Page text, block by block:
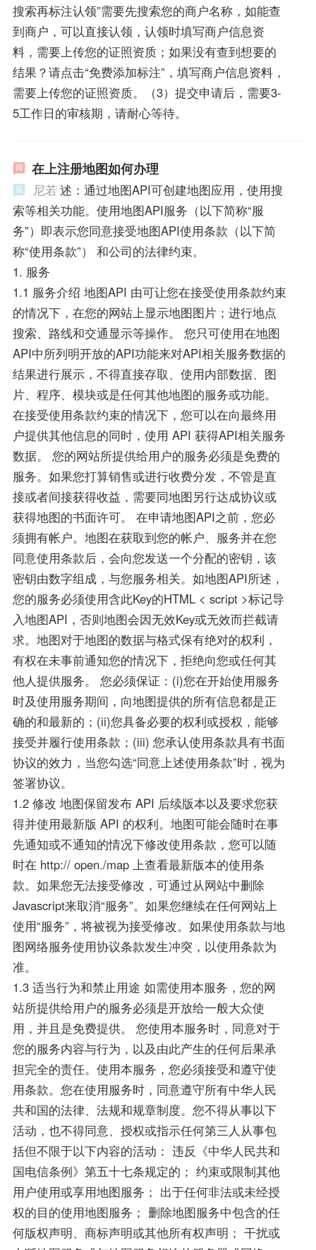
搜索再标注认领”需要先搜索您的商户名称，如能查
到商户，可以直接认领，认领时填写商户信息资
料，需要上传您的证照资质；如果没有查到想要的
结果？请点击“免费添加标注”，填写商户信息资料，
需要上传您的证照资质。（3）提交申请后，需要3-
5工作日的审核期，请耐心等待。
在上注册地图如何办理
尼若 述：通过地图API可创建地图应用，使用搜
索等相关功能。使用地图API服务（以下简称“服
务”）即表示您同意接受地图API使用条款（以下简
称“使用条款”） 和公司的法律约束。
1. 服务
1.1 服务介绍 地图API 由可让您在接受使用条款约束
的情况下，在您的网站上显示地图图片；进行地点
搜索、路线和交通显示等操作。 您只可使用在地图
API中所列明开放的API功能来对API相关服务数据的
结果进行展示，不得直接存取、使用内部数据、图
片、程序、模块或是任何其他地图的服务或功能。
在接受使用条款约束的情况下，您可以在向最终用
户提供其他信息的同时，使用 API 获得API相关服务
数据。 您的网站所提供给用户的服务必须是免费的
服务。如果您打算销售或进行收费分发，不管是直
接或者间接获得收益，需要同地图另行达成协议或
获得地图的书面许可。 在申请地图API之前，您必
须拥有帐户。地图在获取到您的帐户、服务并在您
同意使用条款后，会向您发送一个分配的密钥，该
密钥由数字组成，与您服务相关。如地图API所述，
您的服务必须使用含此Key的HTML < script >标记导
入地图API，否则地图会因无效Key或无效而拦截请
求。地图对于地图的数据与格式保有绝对的权利，
有权在未事前通知您的情况下，拒绝向您或任何其
他人提供服务。 您必须保证：(i)您在开始使用服务
时及使用服务期间，向地图提供的所有信息都是正
确的和最新的；(ii)您具备必要的权利或授权，能够
接受并履行使用条款；(iii) 您承认使用条款具有书面
协议的效力，当您勾选“同意上述使用条款”时，视为
签署协议。
1.2 修改 地图保留发布 API 后续版本以及要求您获
得并使用最新版 API 的权利。地图可能会随时在事
先通知或不通知的情况下修改使用条款，您可以随
时在 http:// open./map 上查看最新版本的使用条
款。如果您无法接受修改，可通过从网站中删除
Javascript来取消“服务”。如果您继续在任何网站上
使用“服务”，将被视为接受修改。如果使用条款与地
图网络服务使用协议条款发生冲突，以使用条款为
准。
1.3 适当行为和禁止用途 如需使用本服务，您的网
站所提供给用户的服务必须是开放给一般大众使
用，并且是免费提供。 您使用本服务时，同意对于
您的服务内容与行为，以及由此产生的任何后果承
担完全的责任。使用本服务，您必须接受和遵守使
用条款。您在使用服务时，同意遵守所有中华人民
共和国的法律、法规和规章制度。您不得从事以下
活动，也不得同意、授权或指示任何第三人从事包
括但不限于以下内容的活动： 违反《中华人民共和
国电信条例》第五十七条规定的； 约束或限制其他
用户使用或享用地图服务； 出于任何非法或未经授
权的目的使用地图服务； 删除地图服务中包含的任
何版权声明、商标声明或其他所有权声明； 干扰或